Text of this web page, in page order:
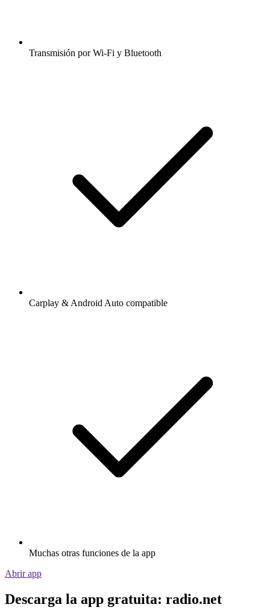
Transmisión por Wi-Fi y Bluetooth
Carplay & Android Auto compatible
Muchas otras funciones de la app
Abrir app
Descarga la app gratuita: radio.net